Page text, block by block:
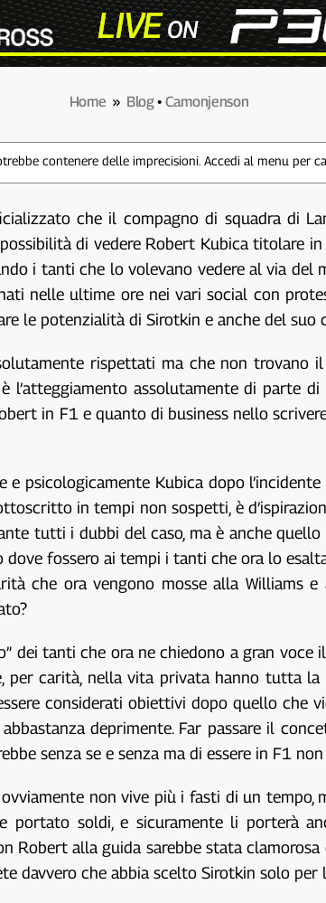
Home » Blog• Camonjenson
contenere delle imprecisioni. Accedi al menu per
che il compagno di squadra di
di vedere Robert Kubica titolare
i tanti che lo volevano vedere al via
nelle ultime ore nei vari social con
le potenzialità di Sirotkin e anche del suo
rispettati ma che non trovano
assolutamente di parte
in F1 e quanto di business nello
psicologicamente Kubica dopo
in tempi non sospetti, è
tutti i dubbi del caso, ma è anche
fossero ai tempi i tanti che ora lo
che ora vengono mosse alla Williams
dei tanti che ora ne chiedono a gran
carità, nella vita privata hanno tutta
considerati obiettivi dopo quello che
deprimente. Far passare il
senza se e senza ma di essere in F1
non vive più i fasti di un tempo,
portato soldi, e sicuramente li porterà
Robert alla guida sarebbe stata
davvero che abbia scelto Sirotkin solo